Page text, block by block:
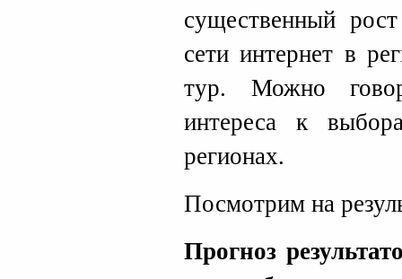
существенный
сети интернет в
тур. Можно
интереса к
регионах.
Посмотрим на
Прогноз